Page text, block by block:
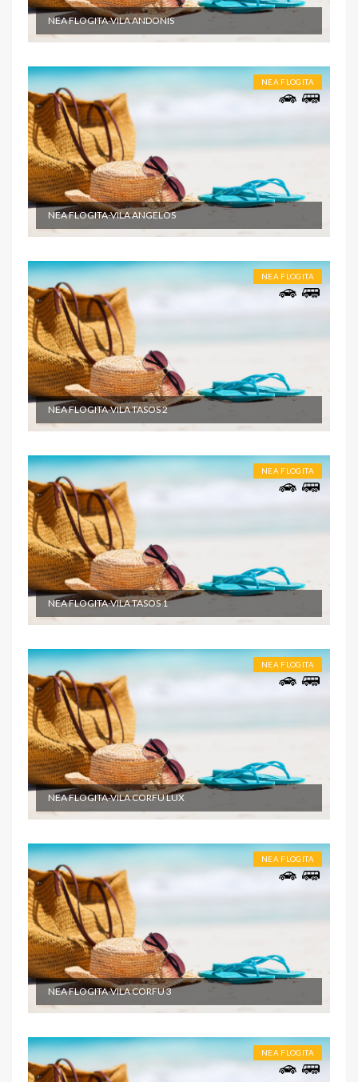
NEA FLOGITA-VILA ANDONIS
NEA FLOGITA
NEA FLOGITA-VILA ANGELOS
NEA FLOGITA
NEA FLOGITA-VILA TASOS 2
NEA FLOGITA
NEA FLOGITA-VILA TASOS 1
NEA FLOGITA
NEA FLOGITA-VILA CORFU LUX
NEA FLOGITA
NEA FLOGITA-VILA CORFU 3
NEA FLOGITA